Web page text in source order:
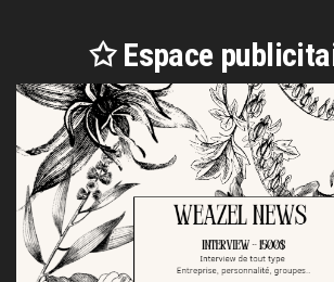
publications
✩ Espace